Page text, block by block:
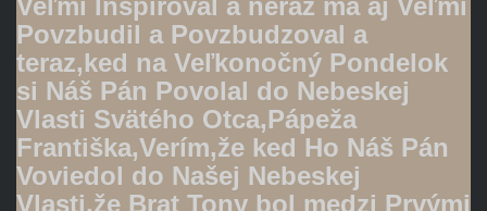
Veľmi Inšpiroval a neraz ma aj Veľmi
Povzbudil a Povzbudzoval a
teraz,ked na Veľkonočný Pondelok
si Náš Pán Povolal do Nebeskej
Vlasti Svätého Otca,Pápeža
Františka,Verím,že ked Ho Náš Pán
Voviedol do Našej Nebeskej
Vlasti,že Brat Tony bol medzi Prvými